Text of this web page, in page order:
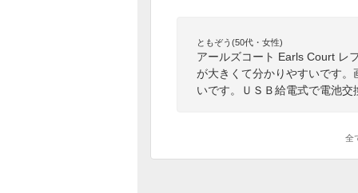
ともぞう(50代・女性)
アールズコート Earls Court レ
が大きくて分かりやすいです
いです。ＵＳＢ給電式で電池
全